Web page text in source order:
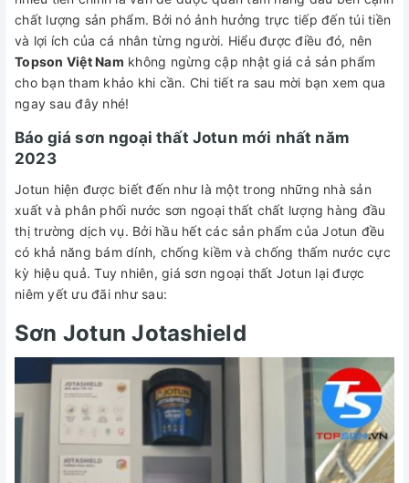
chất lượng sản phẩm. Bởi nó ảnh hưởng trực tiếp đến túi tiền
và lợi ích của cá nhân từng người. Hiểu được điều đó, nên
Topson Việt Nam không ngừng cập nhật giá cả sản phẩm
cho bạn tham khảo khi cần. Chi tiết ra sau mời bạn xem qua
ngay sau đây nhé!
Báo giá sơn ngoại thất Jotun mới nhất năm
2023
Jotun hiện được biết đến như là một trong những nhà sản
xuất và phân phối nước sơn ngoại thất chất lượng hàng đầu
thị trường dịch vụ. Bởi hầu hết các sản phẩm của Jotun đều
có khả năng bám dính, chống kiềm và chống thấm nước cực
kỳ hiệu quả. Tuy nhiên, giá sơn ngoại thất Jotun lại được
niêm yết ưu đãi như sau:
Sơn Jotun Jotashield